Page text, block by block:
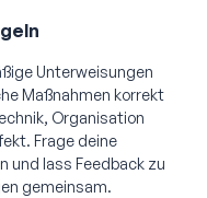
Unterweisungen
Maßnahmen korrekt
Organisation
Frage deine
und lass Feedback zu
gemeinsam.